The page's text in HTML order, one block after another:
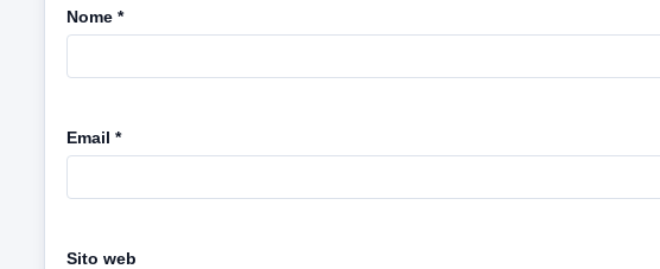
Nome *
Email *
Sito web